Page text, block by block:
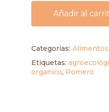
Añadir al
Categorías:
Etiquetas:
organico, Romero